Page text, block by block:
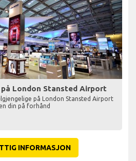
på London Stansted Airport
på London Stansted Airport
din på forhånd
INFORMASJON